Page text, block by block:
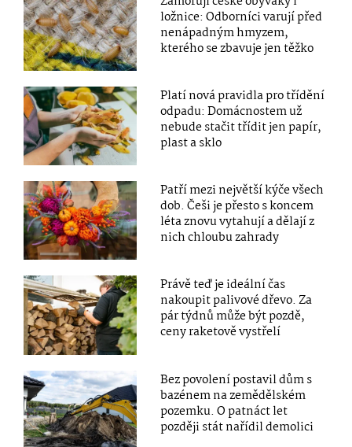
ložnice: Odborníci varují před
nenápadným hmyzem,
kterého se zbavuje jen těžko
Platí nová pravidla pro třídění
odpadu: Domácnostem už
nebude stačit třídit jen papír,
plast a sklo
Patří mezi největší kýče všech
dob. Češi je přesto s koncem
léta znovu vytahují a dělají z
nich chloubu zahrady
Právě teď je ideální čas
nakoupit palivové dřevo. Za
pár týdnů může být pozdě,
ceny raketově vystřelí
Bez povolení postavil dům s
bazénem na zemědělském
pozemku. O patnáct let
později stát nařídil demolici